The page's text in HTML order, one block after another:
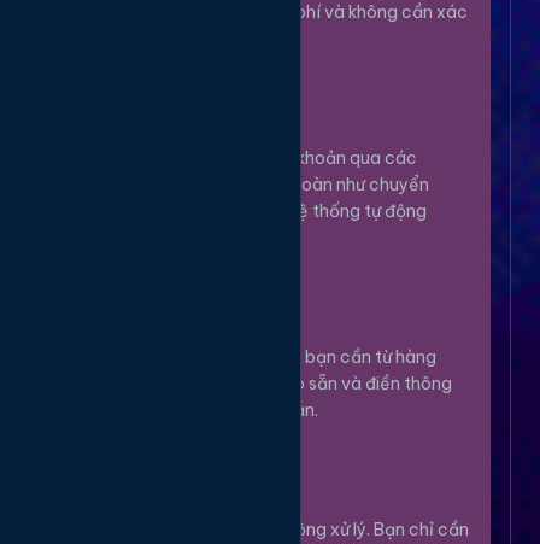
Hoàn toàn miễn phí và không cần xác
Nạp tiền vào tài khoản qua các
phương thức an toàn như chuyển
khoản, Momo... Hệ thống tự động
Lựa chọn dịch vụ bạn cần từ hàng
ngàn tùy chọn có sẵn và điền thông
tin theo hướng dẫn.
Hệ thống sẽ tự động xử lý. Bạn chỉ cần